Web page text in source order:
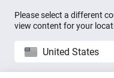
Please select a different
view content for your
United States